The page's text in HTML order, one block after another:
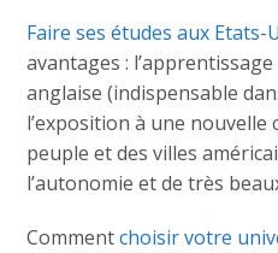
Faire ses études aux Etats-
avantages :
anglaise (indispensable
l’exposition à une
peuple et des villes
l’autonomie et de très
Commentchoisir votre